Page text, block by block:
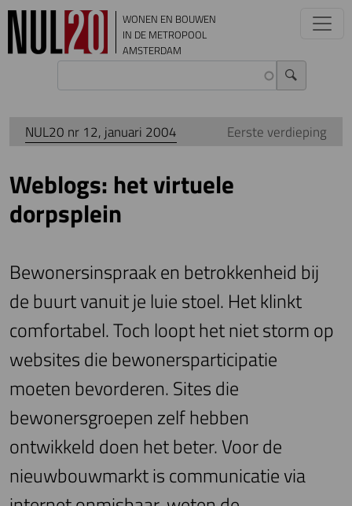
Overslaan en naar de inhoud gaan
WONEN EN BOUWEN
IN DE METROPOOL
AMSTERDAM
NUL20 nr 12, januari 2004 Eerste verdieping
Weblogs: het virtuele
dorpsplein
Bewonersinspraak en betrokkenheid bij
de buurt vanuit je luie stoel. Het klinkt
comfortabel. Toch loopt het niet storm op
websites die bewonersparticipatie
moeten bevorderen. Sites die
bewonersgroepen zelf hebben
ontwikkeld doen het beter. Voor de
nieuwbouwmarkt is communicatie via